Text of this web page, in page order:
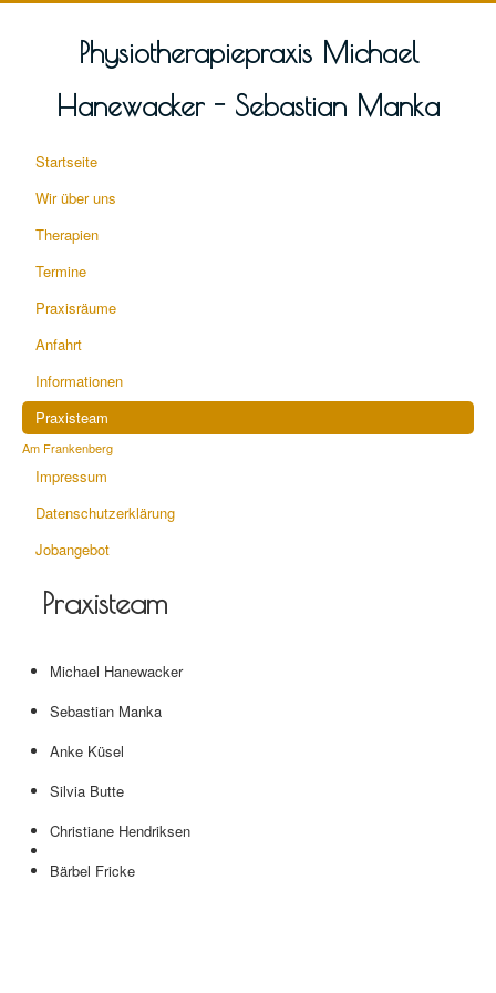
Physiotherapiepraxis Michael
Hanewacker - Sebastian Manka
Startseite
Wir über uns
Therapien
Termine
Praxisräume
Anfahrt
Informationen
Praxisteam
Am Frankenberg
Impressum
Datenschutzerklärung
Jobangebot
Praxisteam
Michael Hanewacker
Sebastian Manka
Anke Küsel
Silvia Butte
Christiane Hendriksen
Bärbel Fricke